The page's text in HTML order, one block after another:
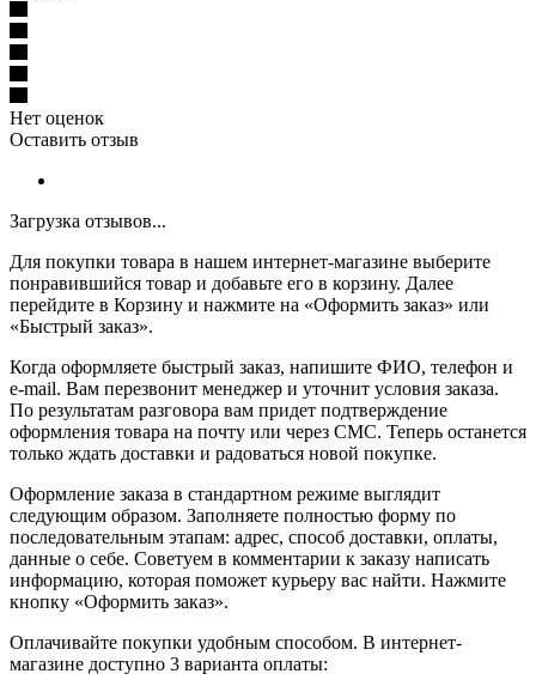
Нет оценок
Оставить отзыв
Загрузка отзывов...
Для покупки товара в нашем интернет-магазине выберите
понравившийся товар и добавьте его в корзину. Далее
перейдите в Корзину и нажмите на «Оформить заказ» или
«Быстрый заказ».
Когда оформляете быстрый заказ, напишите ФИО, телефон и
e-mail. Вам перезвонит менеджер и уточнит условия заказа.
По результатам разговора вам придет подтверждение
оформления товара на почту или через СМС. Теперь останется
только ждать доставки и радоваться новой покупке.
Оформление заказа в стандартном режиме выглядит
следующим образом. Заполняете полностью форму по
последовательным этапам: адрес, способ доставки, оплаты,
данные о себе. Советуем в комментарии к заказу написать
информацию, которая поможет курьеру вас найти. Нажмите
кнопку «Оформить заказ».
Оплачивайте покупки удобным способом. В интернет-
магазине доступно 3 варианта оплаты: